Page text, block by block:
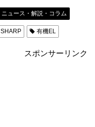
ニュース・解説・コラム
SHARP 有機EL
スポンサーリンク